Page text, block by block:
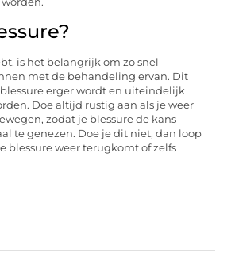
is het belangrijk om zo snel
met de behandeling ervan. Dit
erger wordt en uiteindelijk
Doe altijd rustig aan als je weer
zodat je blessure de kans
te genezen. Doe je dit niet, dan loop
blessure weer terugkomt of zelfs